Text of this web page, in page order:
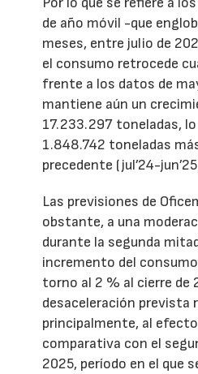
de año móvil -que
meses, entre julio de
el consumo retrocede
frente a los datos de
mantiene aún un
17.233.297 toneladas,
1.848.742 toneladas
precedente (jul’24-
Las previsiones de
obstante, a una
durante la segunda
incremento del
torno al 2 % al cierre de
desaceleración prevista
principalmente, al
comparativa con el
2025, período en el que